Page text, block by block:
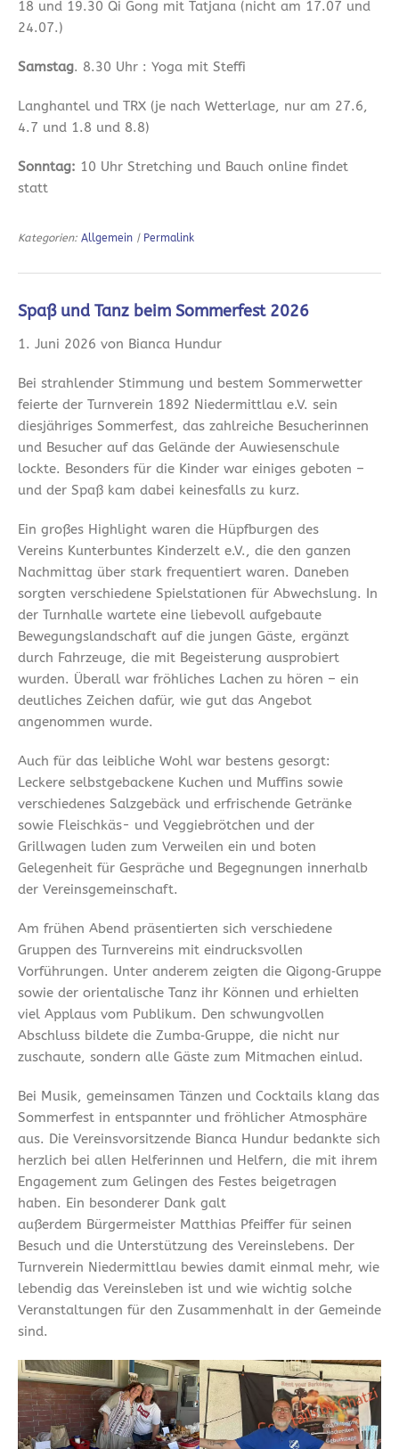
18 und 19.30 Qi Gong mit Tatjana (nicht am 17.07 und
24.07.)
Samstag. 8.30 Uhr : Yoga mit Steffi
Langhantel und TRX (je nach Wetterlage, nur am 27.6,
4.7 und 1.8 und 8.8)
Sonntag: 10 Uhr Stretching und Bauch online findet
statt
Kategorien: Allgemein | Permalink
Spaß und Tanz beim Sommerfest 2026
1. Juni 2026 von Bianca Hundur
Bei strahlender Stimmung und bestem Sommerwetter
feierte der Turnverein 1892 Niedermittlau e.V. sein
diesjähriges Sommerfest, das zahlreiche Besucherinnen
und Besucher auf das Gelände der Auwiesenschule
lockte. Besonders für die Kinder war einiges geboten –
und der Spaß kam dabei keinesfalls zu kurz.
Ein großes Highlight waren die Hüpfburgen des
Vereins Kunterbuntes Kinderzelt e.V., die den ganzen
Nachmittag über stark frequentiert waren. Daneben
sorgten verschiedene Spielstationen für Abwechslung. In
der Turnhalle wartete eine liebevoll aufgebaute
Bewegungslandschaft auf die jungen Gäste, ergänzt
durch Fahrzeuge, die mit Begeisterung ausprobiert
wurden. Überall war fröhliches Lachen zu hören – ein
deutliches Zeichen dafür, wie gut das Angebot
angenommen wurde.
Auch für das leibliche Wohl war bestens gesorgt:
Leckere selbstgebackene Kuchen und Muffins sowie
verschiedenes Salzgebäck und erfrischende Getränke
sowie Fleischkäs- und Veggiebrötchen und der
Grillwagen luden zum Verweilen ein und boten
Gelegenheit für Gespräche und Begegnungen innerhalb
der Vereinsgemeinschaft.
Am frühen Abend präsentierten sich verschiedene
Gruppen des Turnvereins mit eindrucksvollen
Vorführungen. Unter anderem zeigten die Qigong‑Gruppe
sowie der orientalische Tanz ihr Können und erhielten
viel Applaus vom Publikum. Den schwungvollen
Abschluss bildete die Zumba‑Gruppe, die nicht nur
zuschaute, sondern alle Gäste zum Mitmachen einlud.
Bei Musik, gemeinsamen Tänzen und Cocktails klang das
Sommerfest in entspannter und fröhlicher Atmosphäre
aus. Die Vereinsvorsitzende Bianca Hundur bedankte sich
herzlich bei allen Helferinnen und Helfern, die mit ihrem
Engagement zum Gelingen des Festes beigetragen
haben. Ein besonderer Dank galt
außerdem Bürgermeister Matthias Pfeiffer für seinen
Besuch und die Unterstützung des Vereinslebens. Der
Turnverein Niedermittlau bewies damit einmal mehr, wie
lebendig das Vereinsleben ist und wie wichtig solche
Veranstaltungen für den Zusammenhalt in der Gemeinde
sind.